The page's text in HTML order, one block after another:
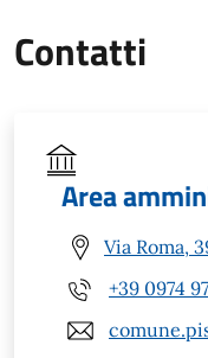
Contatti
Area
Via Roma,
+39 0974